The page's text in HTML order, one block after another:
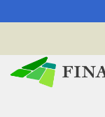
Pasar al contenido